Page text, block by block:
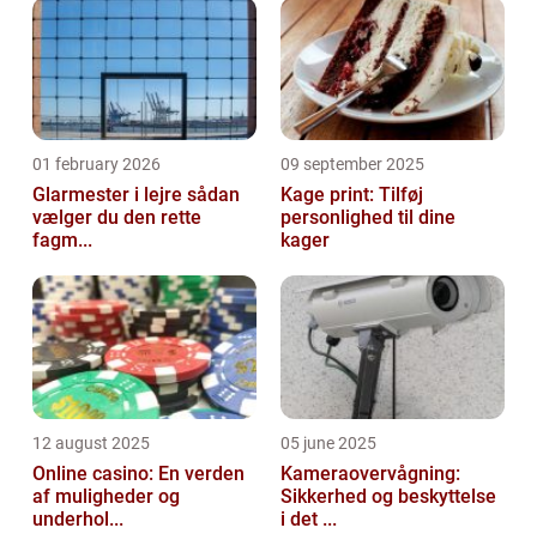
01 february 2026
Glarmester i lejre sådan
vælger du den rette
fagm...
09 september 2025
Kage print: Tilføj
personlighed til dine
kager
12 august 2025
Online casino: En verden
af muligheder og
underhol...
05 june 2025
Kameraovervågning:
Sikkerhed og beskyttelse
i det ...